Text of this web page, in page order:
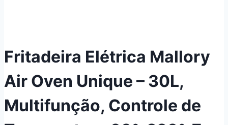
Fritadeira Elétrica Mallory
Air Oven Unique – 30L,
Multifunção, Controle de